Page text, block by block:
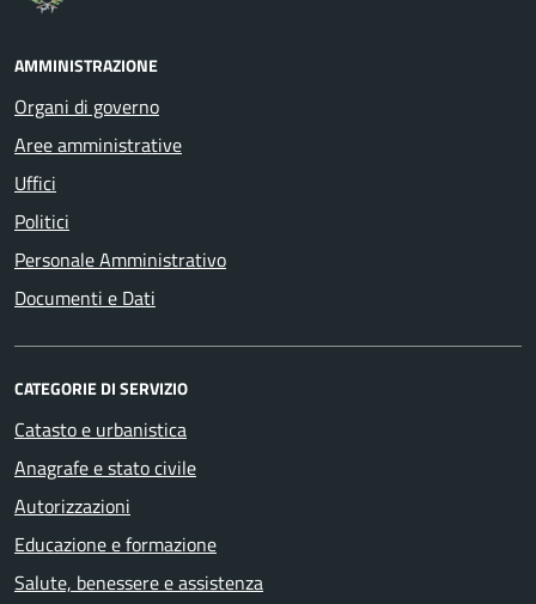
AMMINISTRAZIONE
Organi di governo
Aree amministrative
Uffici
Politici
Personale Amministrativo
Documenti e Dati
CATEGORIE DI SERVIZIO
Catasto e urbanistica
Anagrafe e stato civile
Autorizzazioni
Educazione e formazione
Salute, benessere e assistenza